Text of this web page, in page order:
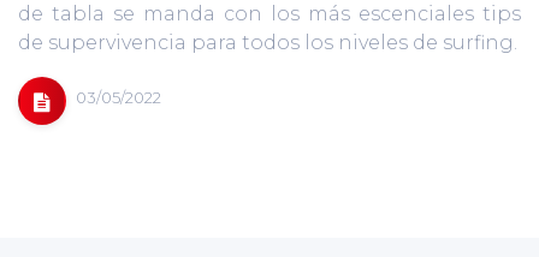
de tabla se manda con los más escenciales tips
de supervivencia para todos los niveles de surfing.
03/05/2022